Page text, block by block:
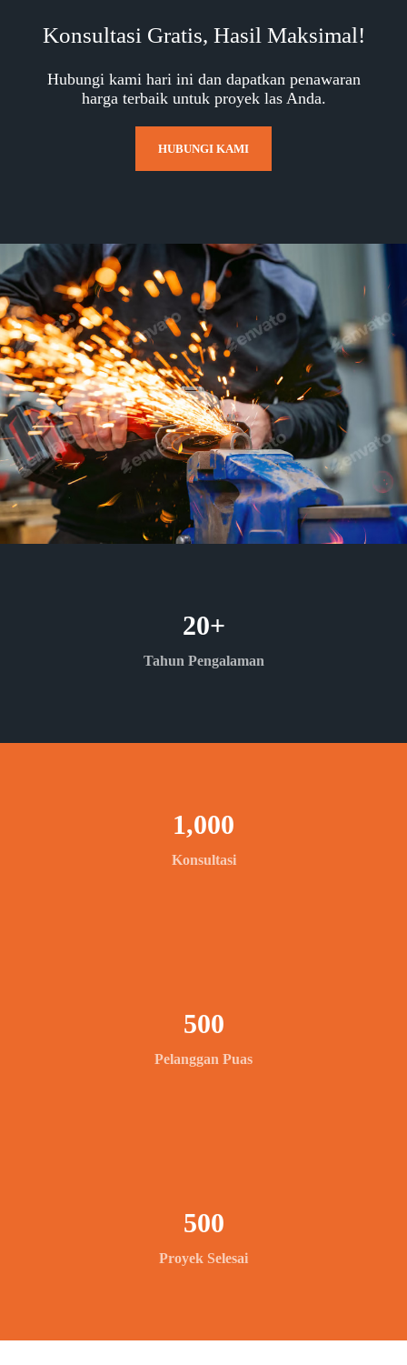
Konsultasi Gratis, Hasil Maksimal!
Hubungi kami hari ini dan dapatkan penawaran
harga terbaik untuk proyek las Anda.
HUBUNGI KAMI
Tahun Pengalaman
20+
Konsultasi
1,000
Pelanggan Puas
500
Proyek Selesai
500